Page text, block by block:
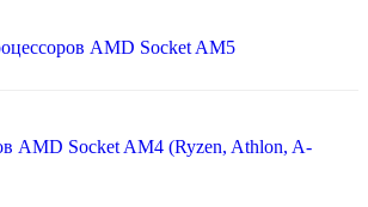
AMD Socket AM5
AMD Socket AM4 (Ryzen, Athlon, A-